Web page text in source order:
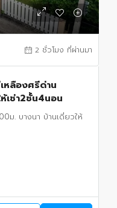
2 ชั่วโมง ที่ผ่านมา
หลืองศรีด่าน
เช่า2ชั้น4นอน
ม. บางนา บ้านเดี่ยวให้